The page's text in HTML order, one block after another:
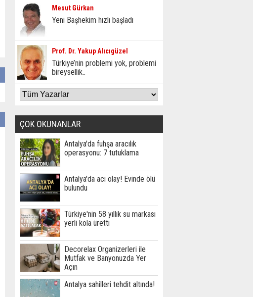
Mesut Gürkan
Yeni Başhekim hızlı başladı
Prof. Dr. Yakup Alıcıgüzel
Türkiye’nin problemi yok, problemi
bireysellik..
ÇOK OKUNANLAR
Antalya'da fuhşa aracılık
operasyonu: 7 tutuklama
Antalya'da acı olay! Evinde ölü
bulundu
Türkiye'nin 58 yıllık su markası
yerli kola üretti
Decorelax Organizerleri ile
Mutfak ve Banyonuzda Yer
Açın
Antalya sahilleri tehdit altında!